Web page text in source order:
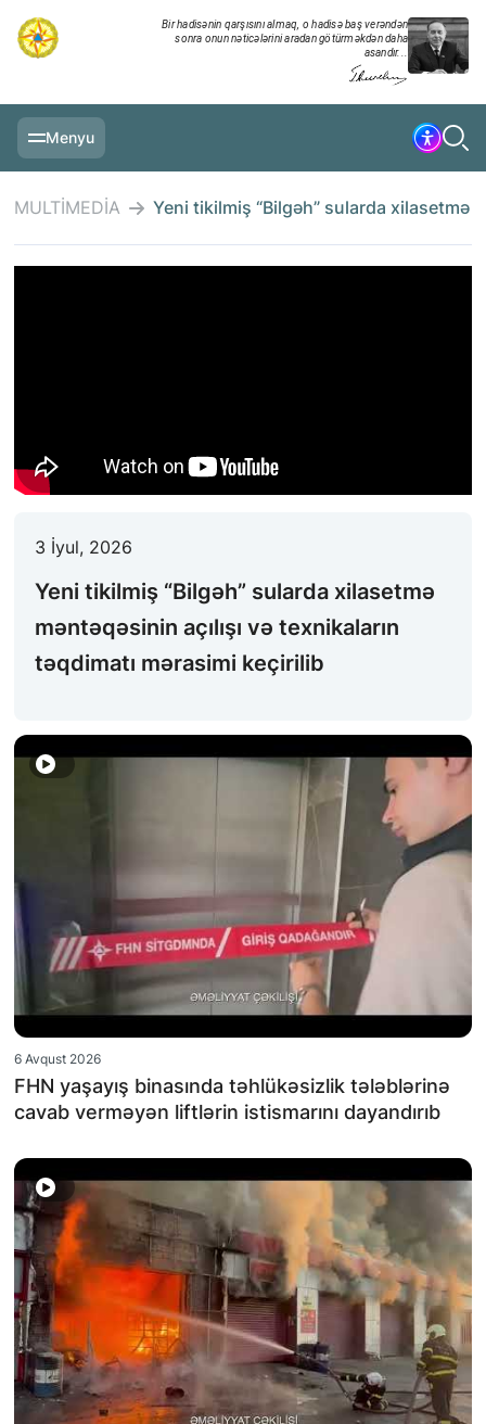
Bir hadisənin qarşısını almaq, o hadisə baş verəndən
sonra onun nəticələrini aradan götürməkdən daha
asandır...
Menyu
NAZIRLIK
QANUNVERICILIK
ƏLAQƏ
MULTİMEDİA Yeni tikilmiş “Bilgəh” sularda xilasetmə
3 İyul, 2026
Yeni tikilmiş “Bilgəh” sularda xilasetmə
məntəqəsinin açılışı və texnikaların
təqdimatı mərasimi keçirilib
6 Avqust 2026
FHN yaşayış binasında təhlükəsizlik tələblərinə
cavab verməyən liftlərin istismarını dayandırıb